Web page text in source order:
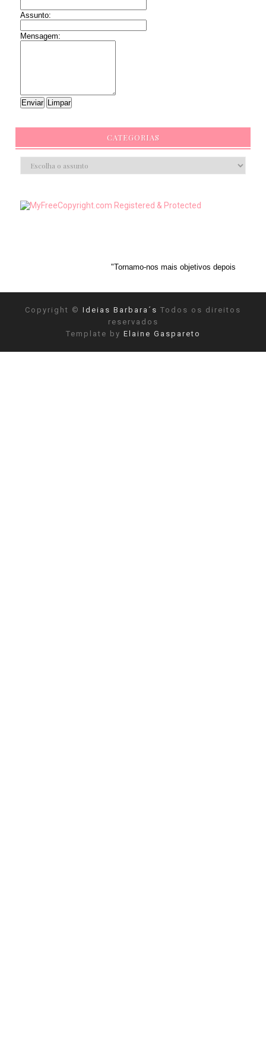
Assunto:
Mensagem:
CATEGORIAS
"Tornamo-nos mais objetivos depois de reconhecermos a
Copyright © Ideias Barbara´s Todos os direitos
reservados
Template by Elaine Gaspareto